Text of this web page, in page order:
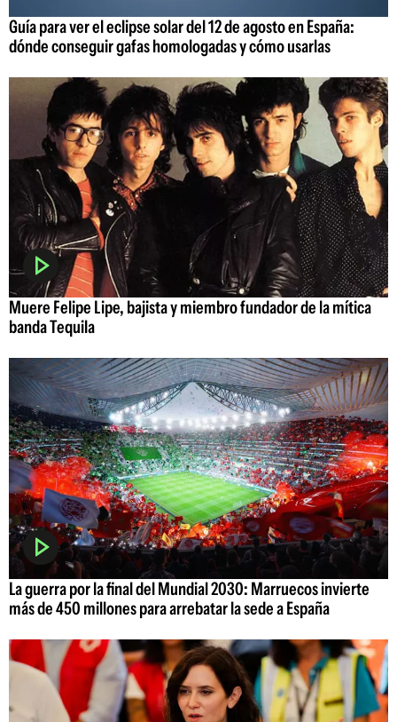
Guía para ver el eclipse solar del 12 de agosto en España:
dónde conseguir gafas homologadas y cómo usarlas
Muere Felipe Lipe, bajista y miembro fundador de la mítica
banda Tequila
La guerra por la final del Mundial 2030: Marruecos invierte
más de 450 millones para arrebatar la sede a España